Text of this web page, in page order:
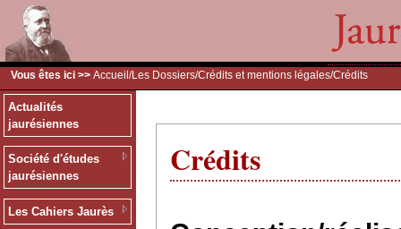
Vous êtes ici >> Accueil /Les Dossiers/Crédits et mentions légales/Crédits
Actualités
jaurésiennes
Société d'études
jaurésiennes
Les Cahiers Jaurès
Crédits